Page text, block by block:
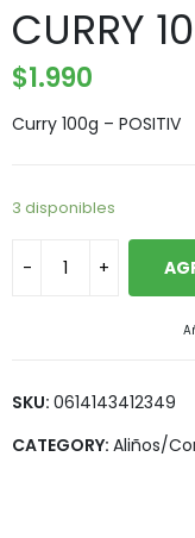
CURRY
$1.990
Curry 100g – POSITIV
3 disponibles
SKU: 0614143412349
CATEGORY: Aliños/